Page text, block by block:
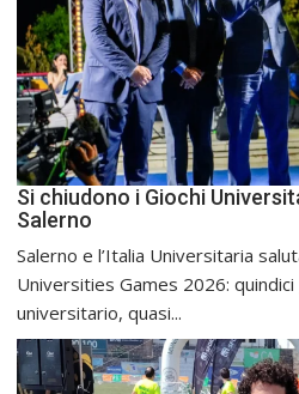
Si chiudono i Giochi
Salerno
Salerno e l’Italia Universitaria
Universities Games 2026:
universitario, quasi...